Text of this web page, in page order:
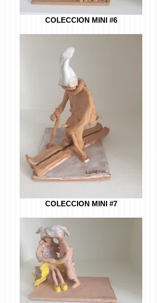
COLECCION MINI #6
COLECCION MINI #7